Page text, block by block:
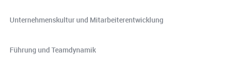
️ Unternehmenskultur und Mitarbeiterentwicklung
️ Führung und Teamdynamik